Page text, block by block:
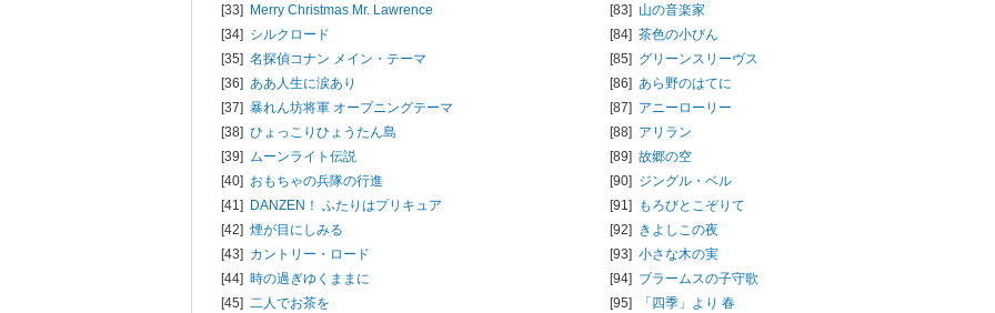
[33] Merry Christmas Mr. Lawrence
[34] シルクロード
[35] 名探偵コナン メイン・テーマ
[36] ああ人生に涙あり
[37] 暴れん坊将軍 オープニングテーマ
[38] ひょっこりひょうたん島
[39] ムーンライト伝説
[40] おもちゃの兵隊の行進
[41] DANZEN！ ふたりはプリキュア
[42] 煙が目にしみる
[43] カントリー・ロード
[44] 時の過ぎゆくままに
[45] 二人でお茶を
[83] 山の音楽家
[84] 茶色の小びん
[85] グリーンスリーヴス
[86] あら野のはてに
[87] アニーローリー
[88] アリラン
[89] 故郷の空
[90] ジングル・ベル
[91] もろびとこぞりて
[92] きよしこの夜
[93] 小さな木の実
[94] ブラームスの子守歌
[95]
「四季」より 春